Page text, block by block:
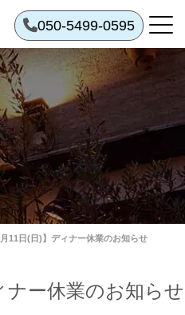
050-5499-0595
月11日(日)】ディナー休業のお知らせ
ナー休業のお知らせ